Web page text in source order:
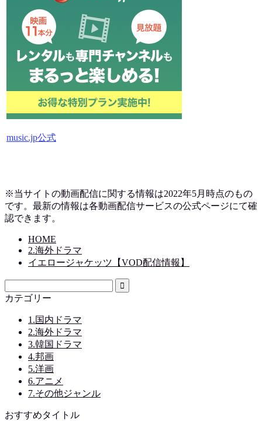
music.jp公式
※当サイトの動画配信に関する情報は2022年5月時点のもの
です。最新の情報は各動画配信サービスの公式ページにて確
認できます。
HOME
2.海外ドラマ
イエロージャケッツ【VOD配信情報】
カテゴリー
1.国内ドラマ
2.海外ドラマ
3.韓国ドラマ
4.邦画
5.洋画
6.アニメ
7.その他ジャンル
おすすめタイトル